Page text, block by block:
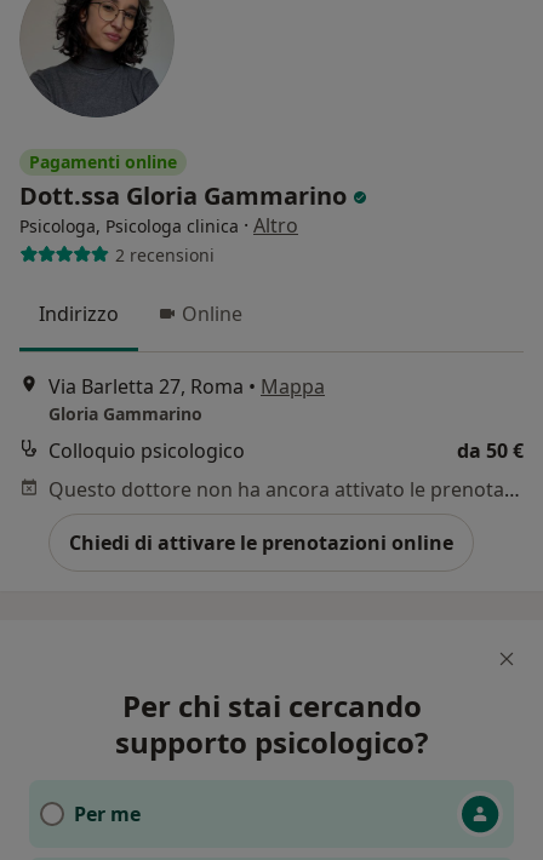
Pagamenti online
Dott.ssa Gloria Gammarino
Psicologa, Psicologa clinica · Altro
2 recensioni
Indirizzo Online
Via Barletta 27, Roma • Mappa
Gloria Gammarino
Colloquio psicologico
da 50 €
Questo dottore non ha ancora attivato le prenotazioni online presso questo indirizzo.
Chiedi di attivare le prenotazioni online
Per chi stai cercando
supporto psicologico?
Per me